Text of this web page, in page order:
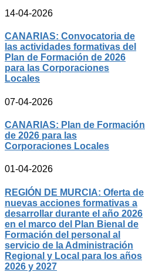
14-04-2026
CANARIAS: Convocatoria de
las actividades formativas del
Plan de Formación de 2026
para las Corporaciones
Locales
07-04-2026
CANARIAS: Plan de Formación
de 2026 para las
Corporaciones Locales
01-04-2026
REGIÓN DE MURCIA: Oferta de
nuevas acciones formativas a
desarrollar durante el año 2026
en el marco del Plan Bienal de
Formación del personal al
servicio de la Administración
Regional y Local para los años
2026 y 2027